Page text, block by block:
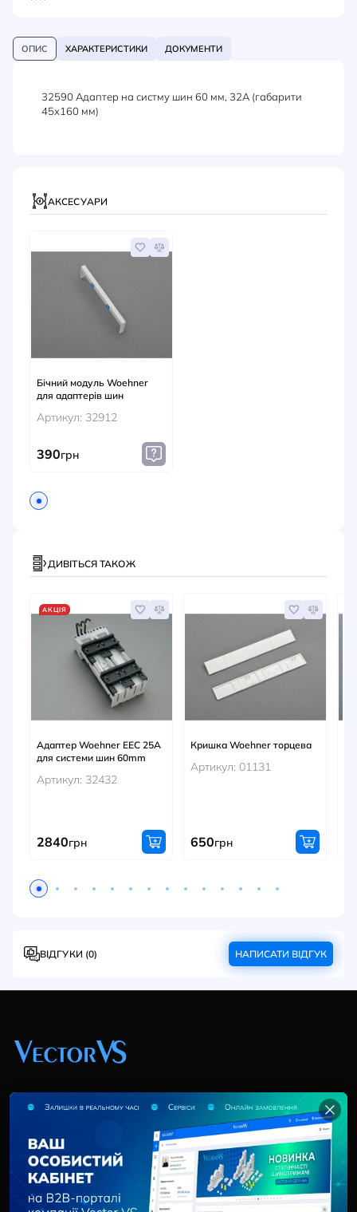
ОПИС ХАРАКТЕРИСТИКИ ДОКУМЕНТИ
32590 Адаптер на систму шин 60 мм, 32А (габарити
45х160 мм)
АКСЕСУАРИ
Бічний модуль Woehner
для адаптерів шин
Артикул: 32912
390грн
ДИВІТЬСЯ ТАКОЖ
АКЦІЯ
Адаптер Woehner EEC 25A
для системи шин 60mm
Артикул: 32432
2840грн
Кришка Woehner торцева
Артикул: 01131
650грн
ВІДГУКИ (0) НАПИСАТИ ВІДГУК
+38 (044) 369 51 57
02095, Україна, м. Київ, вул. Трускавецька, 10-В, оф.
info@vector-vs.com